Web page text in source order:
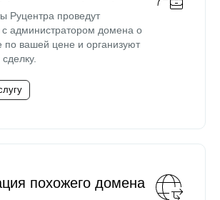
Руцентра проведут
с администратором домена о
по вашей цене и организуют
похожего домена